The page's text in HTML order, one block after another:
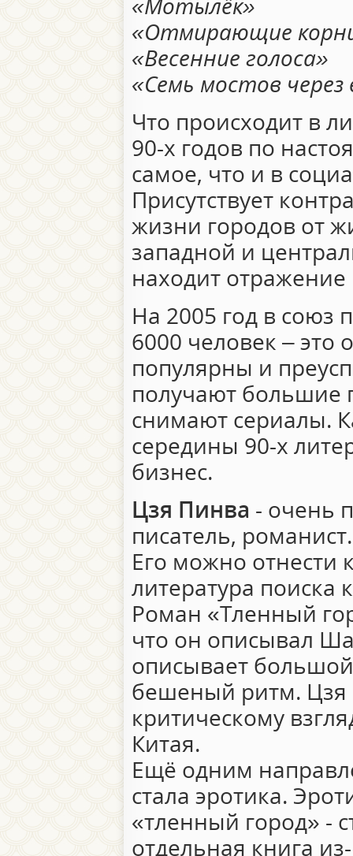
«Отмирающие
«Весенние голоса»
«Семь мостов
Что происходит в
90-х годов по
самое, что и в
Присутствует
жизни городов от
западной и
находит отражение
На 2005 год в союз
6000 человек – это
популярны и
получают большие
снимают сериалы.
середины 90-х
бизнес.
Цзя Пинва - очень
писатель, романист.
Его можно отнести
литература поиска
Роман «Тленный
что он описывал
описывает
бешеный ритм.
критическому
Китая.
Ещё одним
стала эротика.
«тленный город» -
отдельная книга